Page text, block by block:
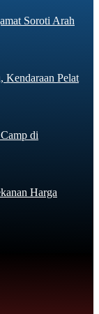
Soroti Arah
Kendaraan Pelat
di
Harga